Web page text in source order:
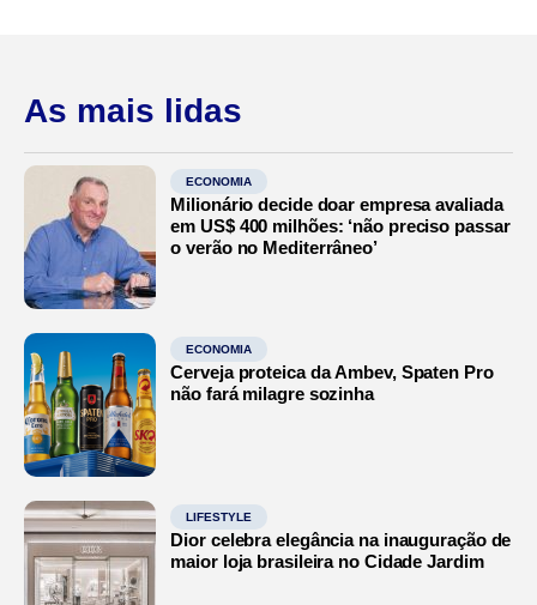
As mais lidas
ECONOMIA
Milionário decide doar empresa avaliada
em US$ 400 milhões: ‘não preciso passar
o verão no Mediterrâneo’
ECONOMIA
Cerveja proteica da Ambev, Spaten Pro
não fará milagre sozinha
LIFESTYLE
Dior celebra elegância na inauguração de
maior loja brasileira no Cidade Jardim